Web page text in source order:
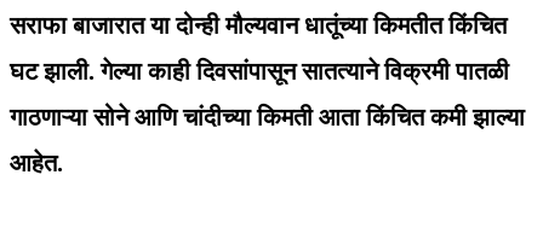
सराफा बाजारात या दोन्ही मौल्यवान धातूंच्या किमतीत किंचित
घट झाली. गेल्या काही दिवसांपासून सातत्याने विक्रमी पातळी
गाठणाऱ्या सोने आणि चांदीच्या किमती आता किंचित कमी झाल्या
आहेत.